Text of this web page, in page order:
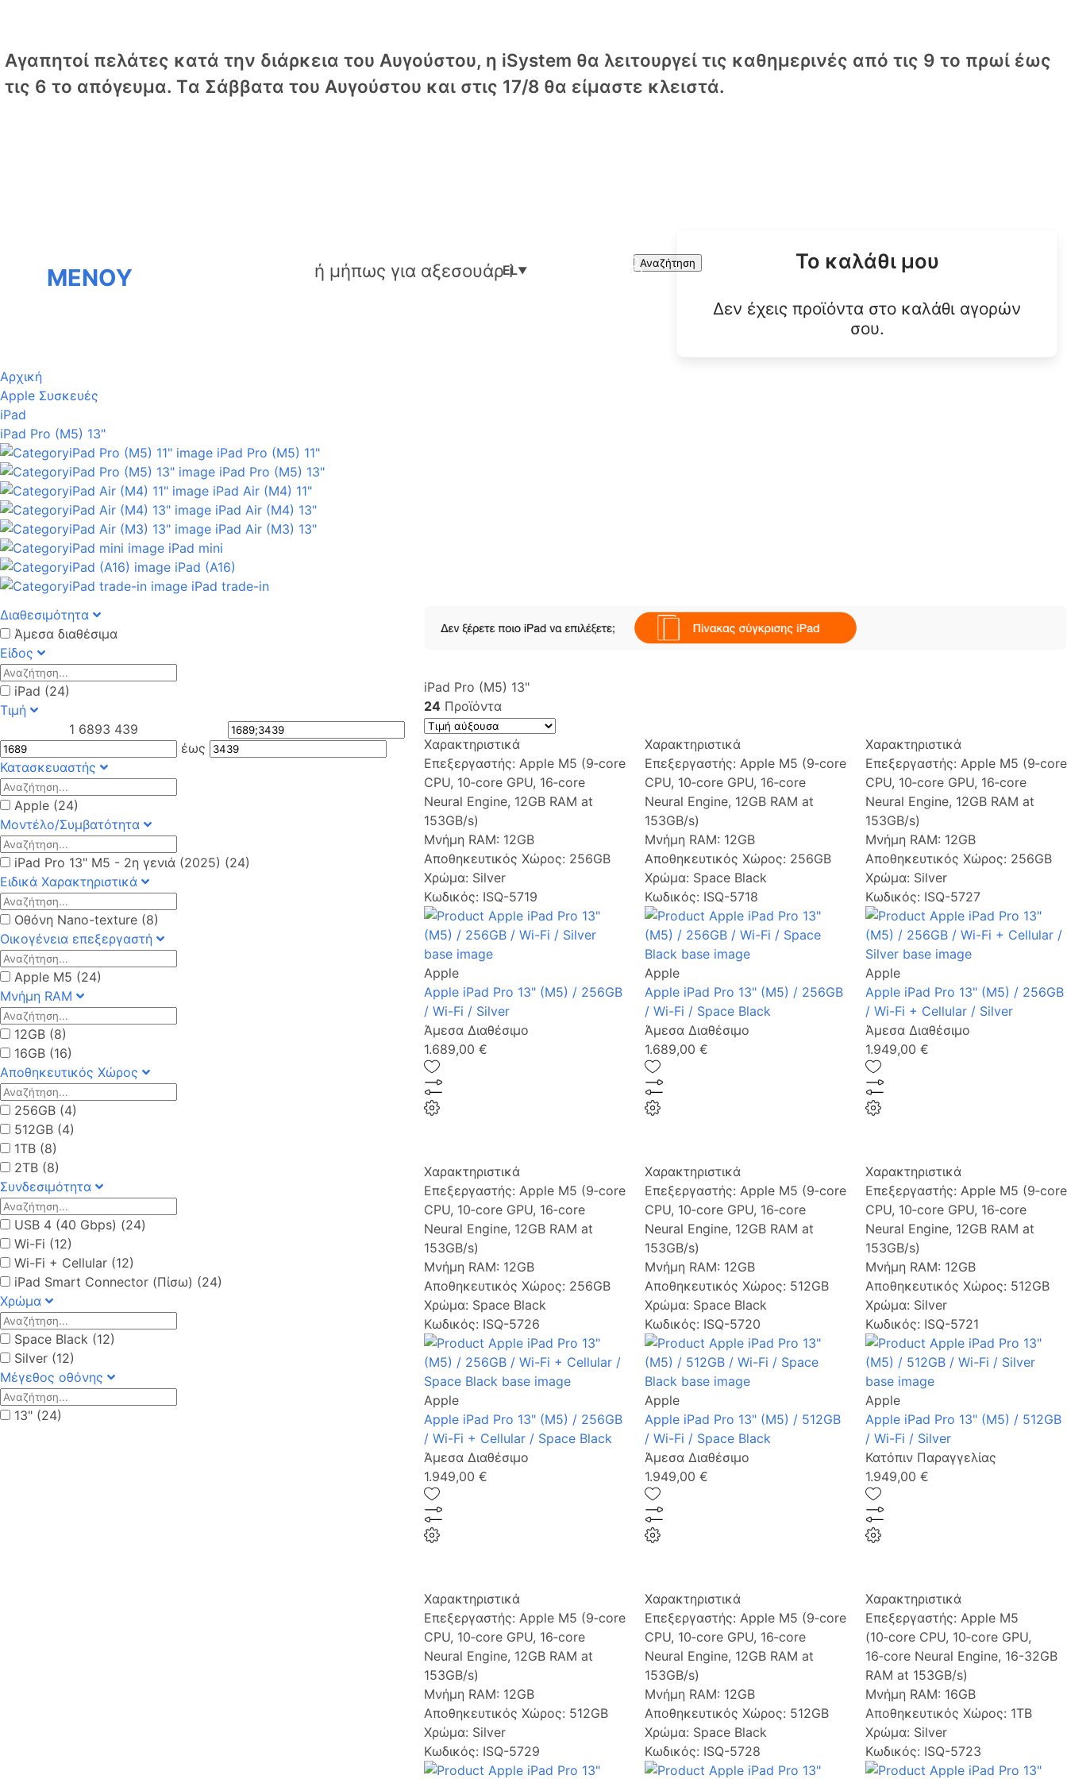
Αγαπητοί πελάτες κατά την διάρκεια του Αυγούστου, η iSystem θα λειτουργεί τις καθημερινές από τις 9 το πρωί έως
τις 6 το απόγευμα. Tα Σάββατα του Αυγούστου και στις 17/8 θα είμαστε κλειστά.
ΜΕΝΟΥ
Search Αναζήτηση
EL▼ Το καλάθι μου
Δεν έχεις προϊόντα στο καλάθι αγορών
σου.
Αρχική
Apple Συσκευές
iPad
iPad Pro (M5) 13"
iPad Pro (M5) 11"
iPad Pro (M5) 13"
iPad Air (M4) 11"
iPad Air (M4) 13"
iPad Air (M3) 13"
iPad mini
iPad (A16)
iPad trade-in
Διαθεσιμότητα
Άμεσα διαθέσιμα
Είδος
iPad (24)
Τιμή
1 6893 439
έως
Κατασκευαστής
Apple (24)
Μοντέλο/Συμβατότητα
iPad Pro 13" M5 - 2η γενιά (2025) (24)
Ειδικά Χαρακτηριστικά
Οθόνη Nano-texture (8)
Οικογένεια επεξεργαστή
Apple M5 (24)
Μνήμη RAM
12GB (8)
16GB (16)
Αποθηκευτικός Χώρος
256GB (4)
512GB (4)
1TB (8)
2TB (8)
Συνδεσιμότητα
USB 4 (40 Gbps) (24)
Wi-Fi (12)
Wi-Fi + Cellular (12)
iPad Smart Connector (Πίσω) (24)
Χρώμα
Space Black (12)
Silver (12)
Μέγεθος οθόνης
13" (24)
iPad Pro (M5) 13"
24 Προϊόντα
Χαρακτηριστικά
Επεξεργαστής: Apple M5 (9‑core
CPU, 10‑core GPU, 16‑core
Neural Engine, 12GB RAM at
153GB/s)
Μνήμη RAM: 12GB
Αποθηκευτικός Χώρος: 256GB
Χρώμα: Silver
Κωδικός: ISQ-5719
Apple
Apple iPad Pro 13" (M5) / 256GB
/ Wi-Fi / Silver
Άμεσα Διαθέσιμο
1.689,00 €
Χαρακτηριστικά
Επεξεργαστής: Apple M5 (9‑core
CPU, 10‑core GPU, 16‑core
Neural Engine, 12GB RAM at
153GB/s)
Μνήμη RAM: 12GB
Αποθηκευτικός Χώρος: 256GB
Χρώμα: Space Black
Κωδικός: ISQ-5718
Apple
Apple iPad Pro 13" (M5) / 256GB
/ Wi-Fi / Space Black
Άμεσα Διαθέσιμο
1.689,00 €
Χαρακτηριστικά
Επεξεργαστής: Apple M5 (9‑core
CPU, 10‑core GPU, 16‑core
Neural Engine, 12GB RAM at
153GB/s)
Μνήμη RAM: 12GB
Αποθηκευτικός Χώρος: 256GB
Χρώμα: Silver
Κωδικός: ISQ-5727
Apple
Apple iPad Pro 13" (M5) / 256GB
/ Wi-Fi + Cellular / Silver
Άμεσα Διαθέσιμο
1.949,00 €
Χαρακτηριστικά
Επεξεργαστής: Apple M5 (9‑core
CPU, 10‑core GPU, 16‑core
Neural Engine, 12GB RAM at
153GB/s)
Μνήμη RAM: 12GB
Αποθηκευτικός Χώρος: 256GB
Χρώμα: Space Black
Κωδικός: ISQ-5726
Apple
Apple iPad Pro 13" (M5) / 256GB
/ Wi-Fi + Cellular / Space Black
Άμεσα Διαθέσιμο
1.949,00 €
Χαρακτηριστικά
Επεξεργαστής: Apple M5 (9‑core
CPU, 10‑core GPU, 16‑core
Neural Engine, 12GB RAM at
153GB/s)
Μνήμη RAM: 12GB
Αποθηκευτικός Χώρος: 512GB
Χρώμα: Space Black
Κωδικός: ISQ-5720
Apple
Apple iPad Pro 13" (M5) / 512GB
/ Wi-Fi / Space Black
Άμεσα Διαθέσιμο
1.949,00 €
Χαρακτηριστικά
Επεξεργαστής: Apple M5 (9‑core
CPU, 10‑core GPU, 16‑core
Neural Engine, 12GB RAM at
153GB/s)
Μνήμη RAM: 12GB
Αποθηκευτικός Χώρος: 512GB
Χρώμα: Silver
Κωδικός: ISQ-5721
Apple
Apple iPad Pro 13" (M5) / 512GB
/ Wi-Fi / Silver
Κατόπιν Παραγγελίας
1.949,00 €
Χαρακτηριστικά
Επεξεργαστής: Apple M5 (9‑core
CPU, 10‑core GPU, 16‑core
Neural Engine, 12GB RAM at
153GB/s)
Μνήμη RAM: 12GB
Αποθηκευτικός Χώρος: 512GB
Χρώμα: Silver
Κωδικός: ISQ-5729
Χαρακτηριστικά
Επεξεργαστής: Apple M5 (9‑core
CPU, 10‑core GPU, 16‑core
Neural Engine, 12GB RAM at
153GB/s)
Μνήμη RAM: 12GB
Αποθηκευτικός Χώρος: 512GB
Χρώμα: Space Black
Κωδικός: ISQ-5728
Χαρακτηριστικά
Επεξεργαστής: Apple M5
(10‑core CPU, 10‑core GPU,
16‑core Neural Engine, 16-32GB
RAM at 153GB/s)
Μνήμη RAM: 16GB
Αποθηκευτικός Χώρος: 1TB
Χρώμα: Silver
Κωδικός: ISQ-5723